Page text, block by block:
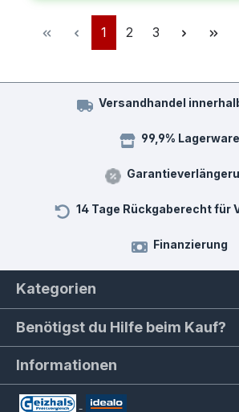
Seite
1 Seite
2 Seite
3
Versandhandel
99,9% Lagerware
14 Tage Rückgaberecht für
Finanzierung
Kategorien
Benötigst du Hilfe beim Kauf?
Informationen